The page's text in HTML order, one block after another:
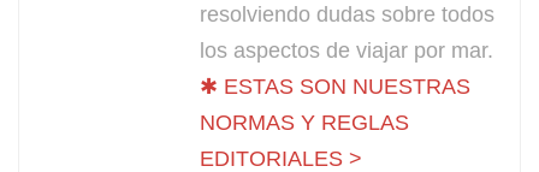
resolviendo dudas sobre todos
los aspectos de viajar por mar.
✱ ESTAS SON NUESTRAS
NORMAS Y REGLAS
EDITORIALES >